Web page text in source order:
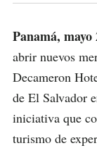
Panamá, mayo
abrir nuevos
Decameron
de El Salvador
iniciativa que
turismo de